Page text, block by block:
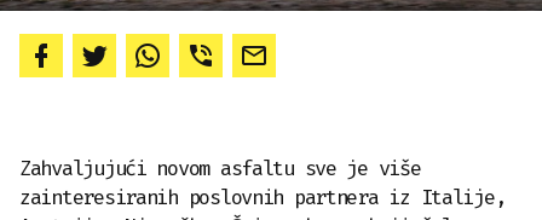
Zahvaljujući novom asfaltu sve je više
zainteresiranih poslovnih partnera iz Italije,